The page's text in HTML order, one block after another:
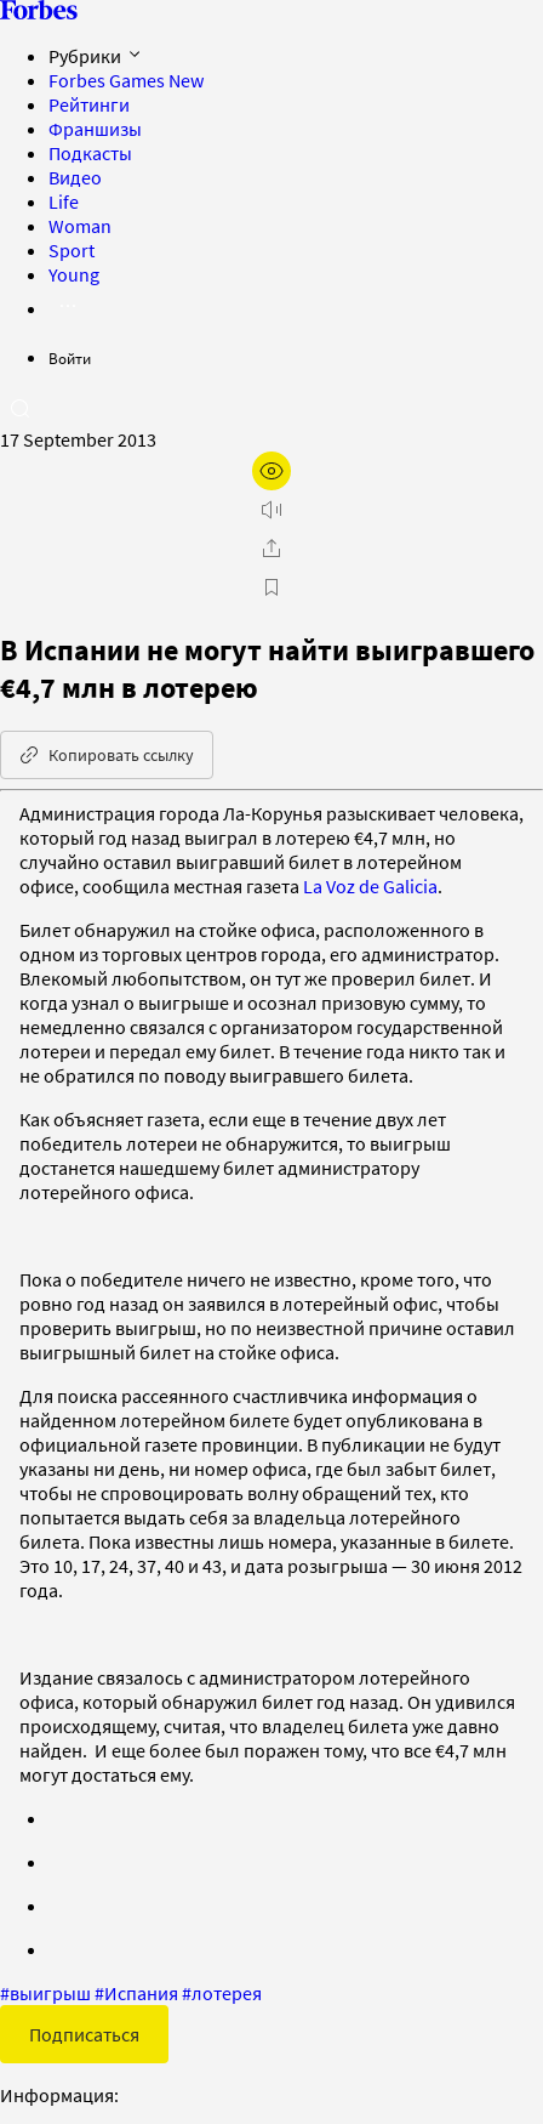
Рубрики
Forbes Games New
Рейтинги
Франшизы
Подкасты
Видео
Life
Woman
Sport
Young
Войти
17 September 2013
В Испании не могут найти выигравшего
€4,7 млн в лотерею
Копировать ссылку
Администрация города Ла-Корунья разыскивает человека,
который год назад выиграл в лотерею €4,7 млн, но
случайно оставил выигравший билет в лотерейном
офисе, сообщила местная газета La Voz de Galicia.
Билет обнаружил на стойке офиса, расположенного в
одном из торговых центров города, его администратор.
Влекомый любопытством, он тут же проверил билет. И
когда узнал о выигрыше и осознал призовую сумму, то
немедленно связался с организатором государственной
лотереи и передал ему билет. В течение года никто так и
не обратился по поводу выигравшего билета.
Как объясняет газета, если еще в течение двух лет
победитель лотереи не обнаружится, то выигрыш
достанется нашедшему билет администратору
лотерейного офиса.
Пока о победителе ничего не известно, кроме того, что
ровно год назад он заявился в лотерейный офис, чтобы
проверить выигрыш, но по неизвестной причине оставил
выигрышный билет на стойке офиса.
Для поиска рассеянного счастливчика информация о
найденном лотерейном билете будет опубликована в
официальной газете провинции. В публикации не будут
указаны ни день, ни номер офиса, где был забыт билет,
чтобы не спровоцировать волну обращений тех, кто
попытается выдать себя за владельца лотерейного
билета. Пока известны лишь номера, указанные в билете.
Это 10, 17, 24, 37, 40 и 43, и дата розыгрыша — 30 июня 2012
года.
Издание связалось с администратором лотерейного
офиса, который обнаружил билет год назад. Он удивился
происходящему, считая, что владелец билета уже давно
найден. И еще более был поражен тому, что все €4,7 млн
могут достаться ему.
#выигрыш #Испания #лотерея
Подписаться
Информация: